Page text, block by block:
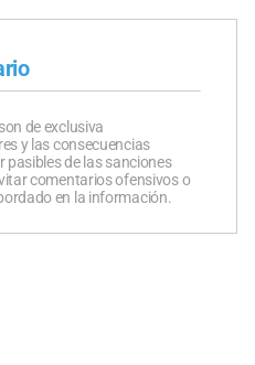
de exclusiva
y las consecuencias
pasibles de las sanciones
comentarios ofensivos o
en la información.